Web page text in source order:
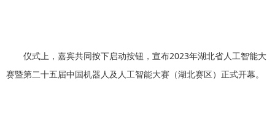
仪式上，嘉宾共同按下启动按钮，宣布2023年湖北省人工智能大
赛暨第二十五届中国机器人及人工智能大赛（湖北赛区）正式开幕。